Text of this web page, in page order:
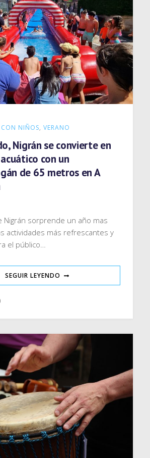
CON NIÑOS, VERANO
Nigrán se convierte en
con un
de 65 metros en A
Nigrán sorprende un año mas
actividades más refrescantes y
el público…
SEGUIR LEYENDO